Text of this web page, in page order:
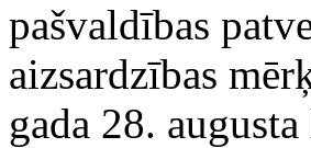
pašvaldības
aizsardzības
gada 28.